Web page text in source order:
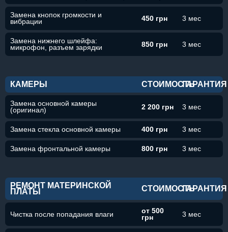
Замена кнопок громкости и
вибрации
450 грн 3 мес
Замена нижнего шлейфа:
микрофон, разъем зарядки
850 грн 3 мес
КАМЕРЫ СТОИМОСТЬГАРАНТИЯ
Замена основной камеры
(оригинал)
2 200 грн 3 мес
Замена стекла основной камеры 400 грн 3 мес
Замена фронтальной камеры 800 грн 3 мес
РЕМОНТ МАТЕРИНСКОЙ
ПЛАТЫ СТОИМОСТЬГАРАНТИЯ
Чистка после попадания влаги
от 500
грн
3 мес